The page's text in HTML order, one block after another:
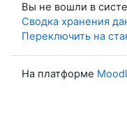
Вы не вошли в
Сводка хранения
Переключить на
На платформе